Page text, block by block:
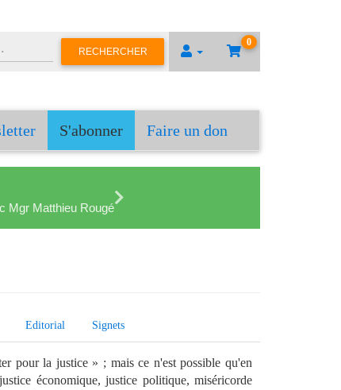
0
RECHERCHER
S'abonner Faire un don
Mgr Matthieu Rougé
Editorial Signets
pour la justice » ; mais ce n'est possible qu'en
économique, justice politique, miséricorde